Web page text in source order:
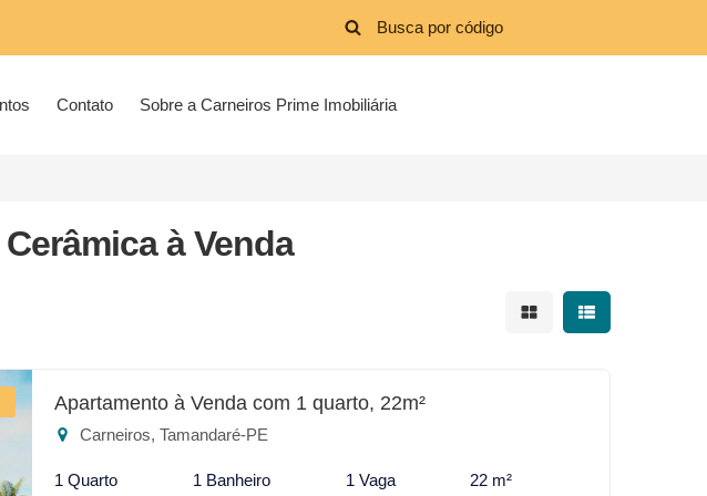
Contato Sobre a Carneiros Prime Imobiliária
à Venda
Mostrar resultados em
Mostrar
Apartamento à Venda com 1 quarto, 22m²
Carneiros, Tamandaré-PE
1 Quarto 1 Banheiro 1 Vaga 22 m²